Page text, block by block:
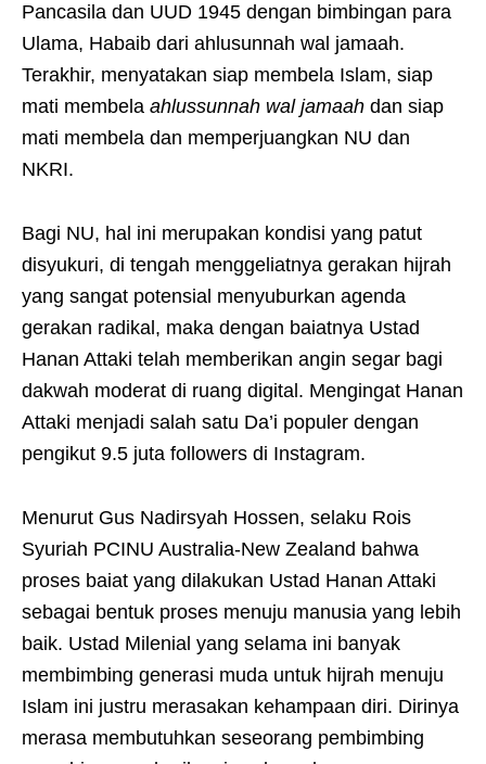
Pancasila dan UUD 1945 dengan bimbingan para
Ulama, Habaib dari ahlusunnah wal jamaah.
Terakhir, menyatakan siap membela Islam, siap
mati membela ahlussunnah wal jamaah dan siap
mati membela dan memperjuangkan NU dan
NKRI.
Bagi NU, hal ini merupakan kondisi yang patut
disyukuri, di tengah menggeliatnya gerakan hijrah
yang sangat potensial menyuburkan agenda
gerakan radikal, maka dengan baiatnya Ustad
Hanan Attaki telah memberikan angin segar bagi
dakwah moderat di ruang digital. Mengingat Hanan
Attaki menjadi salah satu Da’i populer dengan
pengikut 9.5 juta followers di Instagram.
Menurut Gus Nadirsyah Hossen, selaku Rois
Syuriah PCINU Australia-New Zealand bahwa
proses baiat yang dilakukan Ustad Hanan Attaki
sebagai bentuk proses menuju manusia yang lebih
baik. Ustad Milenial yang selama ini banyak
membimbing generasi muda untuk hijrah menuju
Islam ini justru merasakan kehampaan diri. Dirinya
merasa membutuhkan seseorang pembimbing